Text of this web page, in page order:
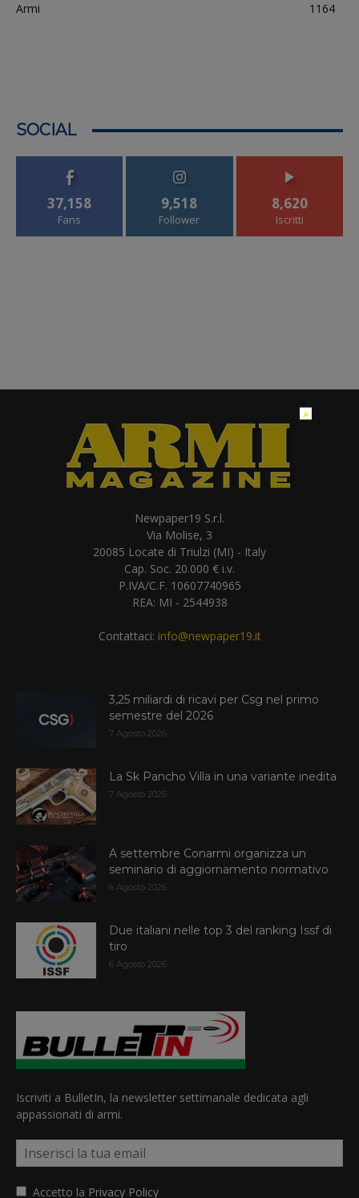
Armi
1164
SOCIAL
37,158
Fans
9,518
Follower
8,620
Iscritti
Newpaper19 S.r.l.
Via Molise, 3
20085 Locate di Triulzi (MI) - Italy
Cap. Soc. 20.000 € i.v.
P.IVA/C.F. 10607740965
REA: MI - 2544938
Contattaci: info@newpaper19.it
3,25 miliardi di ricavi per Csg nel primo
semestre del 2026
7 Agosto 2026
La Sk Pancho Villa in una variante inedita
7 Agosto 2026
A settembre Conarmi organizza un
seminario di aggiornamento normativo
6 Agosto 2026
Due italiani nelle top 3 del ranking Issf di
tiro
6 Agosto 2026
Iscriviti a BulletIn, la newsletter settimanale dedicata agli
appassionati di armi.
Accetto la Privacy Policy
×